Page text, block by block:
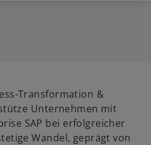
Transformation &
Unternehmen mit
SAP bei erfolgreicher
Wandel, geprägt von